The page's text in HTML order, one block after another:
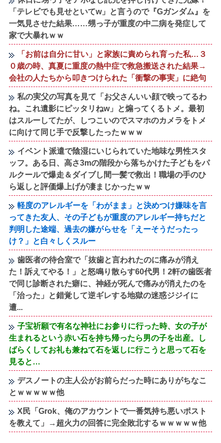
「テレビでも見せといてw」と言うので『Gガンダム』を
一気見させた結果……甥っ子が重度の中二病を発症して
家で大暴れｗｗ
「お前は自分に甘い」と家族に責められ育った私…３
０歳の時、真夏に重度の熱中症で救急搬送された結果→
会社の人たちから叩きつけられた「衝撃の事実」に絶句
私の実父の写真を見て「お父さんいい顔で映ってるわ
ね。これ遺影にピッタリねw」と煽ってくるトメ。最初
はスルーしてたが、しつこいのでスマホのカメラをトメ
に向けて同じ手で反撃したったｗｗｗ
イベント派遣で陰湿にいじられていた地味な男性スタ
ッフ。ある日、高さ3mの階段から落ちかけた子どもをパ
ルクールで爆走＆ダイブし間一髪で救出！職場の手のひ
ら返しと評価爆上げが凄まじかったｗｗ
軽度のアレルギーを「わがまま」と決めつけ嫌味を言
ってきた友人、その子どもが重度のアレルギー持ちだと
判明した途端、過去の嫌がらせを「えーそうだったっ
け？」と白々しくスルー
歯医者の待合室で「抜歯と言われたのに痛みが消え
た！訴えてやる！」と怒鳴り散らす60代男！2軒の歯医者
で同じ診断された癖に、神経が死んで痛みが消えたのを
「治った」と錯覚して逆ギレする地獄の迷惑ジジイに
遭...
子宝祈願で有名な神社にお参りに行った時、女の子が
生まれるという赤い石を持ち帰ったら男の子を出産。し
ばらくしてお礼も兼ねて石を返しに行こうと思って石を
見ると…
デスノートの主人公がお前らだった時にありがちなこ
とｗｗｗｗｗ他
X民「Grok、俺のアカウントで一番気持ち悪いポスト
を教えて」→超火力の回答に完全敗北するｗｗｗｗｗ他